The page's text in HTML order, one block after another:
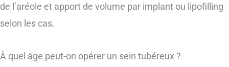
de l’aréole et apport de volume par implant ou lipofilling
selon les cas.
À quel âge peut-on opérer un sein tubéreux ?